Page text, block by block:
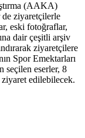
(AAKA)
ziyaretçilerle
eski fotoğraflar,
dair çeşitli arşiv
ziyaretçilere
Spor Emektarları
eserler, 8
edilebilecek.